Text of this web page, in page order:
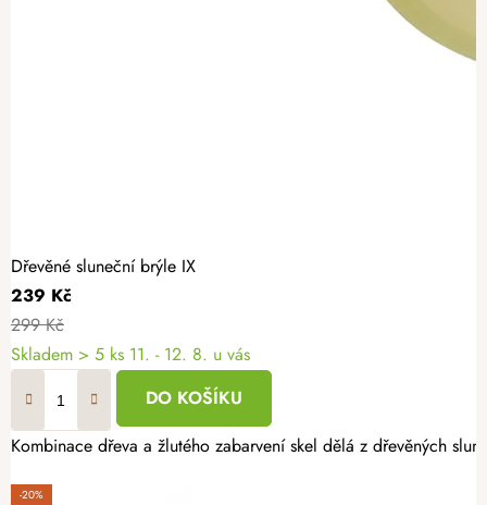
Dřevěné sluneční brýle IX
239 Kč
299 Kč
Skladem > 5 ks 11. - 12. 8. u vás
DO KOŠÍKU
Kombinace dřeva a žlutého zabarvení skel dělá z dřevěných
-20%